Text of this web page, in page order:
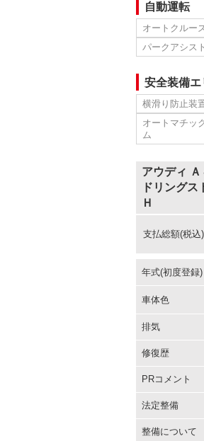
自動運転
オートクルー
パークアシスト
安全装備エ
横滑り防止装
オートマチッ
ム
アウディ
ドリング
Ｈ
支払総額(税込)
年式(初度登録)
車体色
排気
修復歴
PRコメント
法定整備
整備について